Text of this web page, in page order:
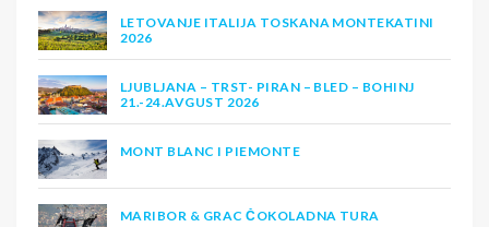
LETOVANJE ITALIJA TOSKANA MONTEKATINI
2026
LJUBLJANA – TRST- PIRAN – BLED – BOHINJ
21.-24.AVGUST 2026
MONT BLANC I PIEMONTE
MARIBOR & GRAC ČOKOLADNA TURA